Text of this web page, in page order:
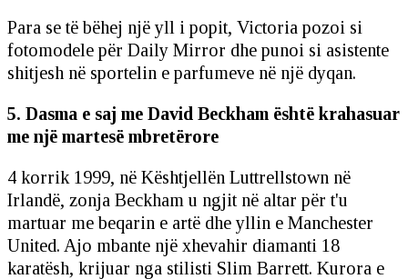
Para se të bëhej një yll i popit, Victoria pozoi si
fotomodele për Daily Mirror dhe punoi si asistente
shitjesh në sportelin e parfumeve në një dyqan.
5. Dasma e saj me David Beckham është krahasuar
me një martesë mbretërore
4 korrik 1999, në Kështjellën Luttrellstown në
Irlandë, zonja Beckham u ngjit në altar për t'u
martuar me beqarin e artë dhe yllin e Manchester
United. Ajo mbante një xhevahir diamanti 18
karatësh, krijuar nga stilisti Slim Barrett. Kurora e